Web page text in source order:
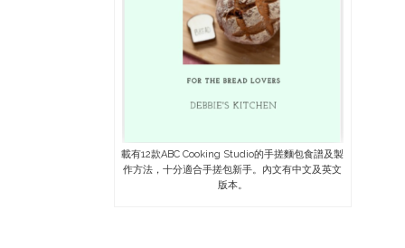
載有12款ABC Cooking Studio的手搓麵包食譜及製
作方法，十分適合手搓包新手。內文有中文及英文
版本。